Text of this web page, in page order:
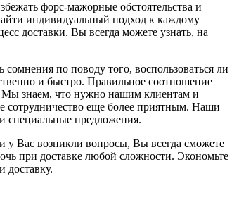
форс-мажорные обстоятельства и
индивидуальный подход к каждому
доставки. Вы всегда можете узнать, на
по поводу того, воспользоваться ли
и быстро. Правильное соотношение
Мы знаем, что нужно нашим клиентам и
сотрудничество еще более приятным. Наши
специальные предложения.
у Вас возникли вопросы, Вы всегда сможете
при доставке любой сложности. Экономьте
доставку.